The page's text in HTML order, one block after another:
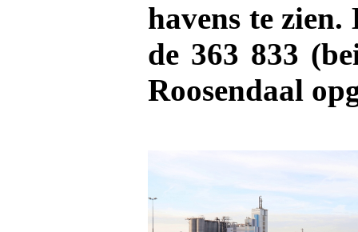
havens te zien.
de 363 833
Roosendaal